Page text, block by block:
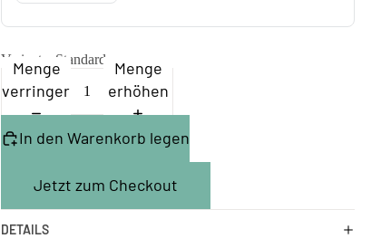
Variante Standard
Menge
verringern
Menge
erhöhen
In den Warenkorb legen
Jetzt zum Checkout
DETAILS